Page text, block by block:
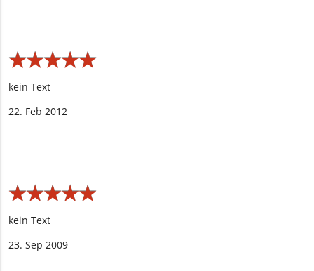
★★★★★
★★★★★
kein Text
22. Feb 2012
★★★★★
★★★★★
kein Text
23. Sep 2009